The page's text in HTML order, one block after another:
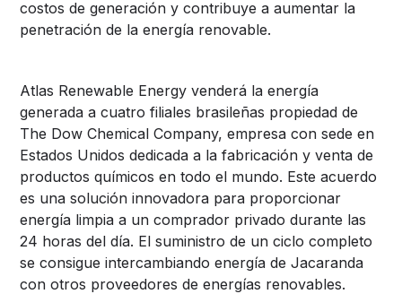
costos de generación y contribuye a aumentar la
penetración de la energía renovable.
Atlas Renewable Energy venderá la energía
generada a cuatro filiales brasileñas propiedad de
The Dow Chemical Company, empresa con sede en
Estados Unidos dedicada a la fabricación y venta de
productos químicos en todo el mundo. Este acuerdo
es una solución innovadora para proporcionar
energía limpia a un comprador privado durante las
24 horas del día. El suministro de un ciclo completo
se consigue intercambiando energía de Jacaranda
con otros proveedores de energías renovables.